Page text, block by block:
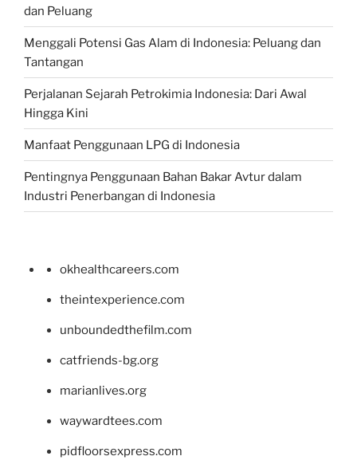
dan Peluang
Menggali Potensi Gas Alam di Indonesia: Peluang dan
Tantangan
Perjalanan Sejarah Petrokimia Indonesia: Dari Awal
Hingga Kini
Manfaat Penggunaan LPG di Indonesia
Pentingnya Penggunaan Bahan Bakar Avtur dalam
Industri Penerbangan di Indonesia
okhealthcareers.com
theintexperience.com
unboundedthefilm.com
catfriends-bg.org
marianlives.org
waywardtees.com
pidfloorsexpress.com